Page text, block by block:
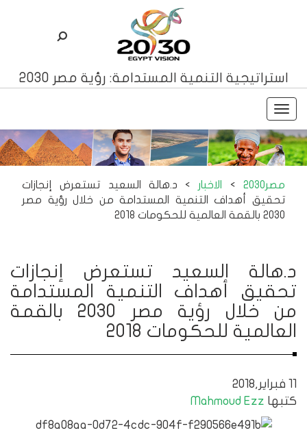
استراتيجية التنمية المستدامة: رؤية مصر 2030
Toggle
مصر2030 > الاخبار > د.هالة السعيد تستعرض إنجازات
تحقيق أهداف التنمية المستدامة من خلال رؤية مصر
2030 بالقمة العالمية للحكومات 2018
د.هالة السعيد تستعرض إنجازات
تحقيق أهداف التنمية المستدامة
من خلال رؤية مصر 2030 بالقمة
العالمية للحكومات 2018
11 فبراير,2018
كتبها Mahmoud Ezz